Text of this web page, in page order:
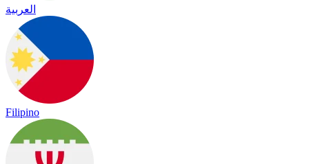
العربية
Filipino